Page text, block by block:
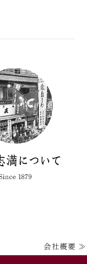
会社概要 ≫